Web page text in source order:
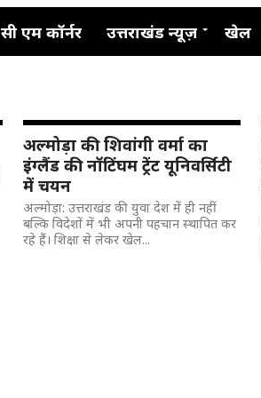
सी एम कॉर्नर उत्तराखंड न्यूज़ खेल
अल्मोड़ा की शिवांगी वर्मा का
इंग्लैंड की नॉटिंघम ट्रेंट यूनिवर्सिटी
में चयन
अल्मोड़ा: उत्तराखंड की युवा देश में ही नहीं
बल्कि विदेशों में भी अपनी पहचान स्थापित कर
रहे हैं। शिक्षा से लेकर खेल...